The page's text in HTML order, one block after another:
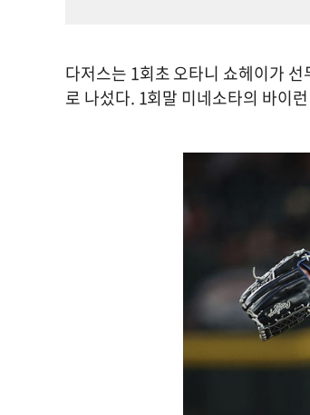
다저스는 1회초 오타니 쇼헤이가
로 나섰다. 1회말 미네소타의 바이